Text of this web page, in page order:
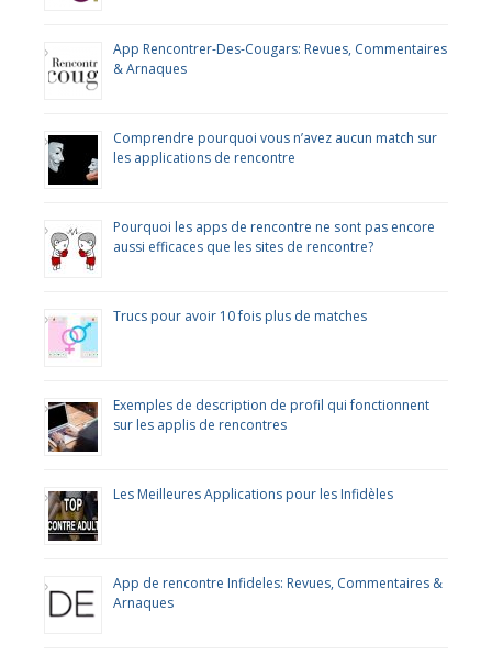
App Rencontrer-Des-Cougars: Revues, Commentaires
& Arnaques
Comprendre pourquoi vous n’avez aucun match sur
les applications de rencontre
Pourquoi les apps de rencontre ne sont pas encore
aussi efficaces que les sites de rencontre?
Trucs pour avoir 10 fois plus de matches
Exemples de description de profil qui fonctionnent
sur les applis de rencontres
Les Meilleures Applications pour les Infidèles
App de rencontre Infideles: Revues, Commentaires &
Arnaques